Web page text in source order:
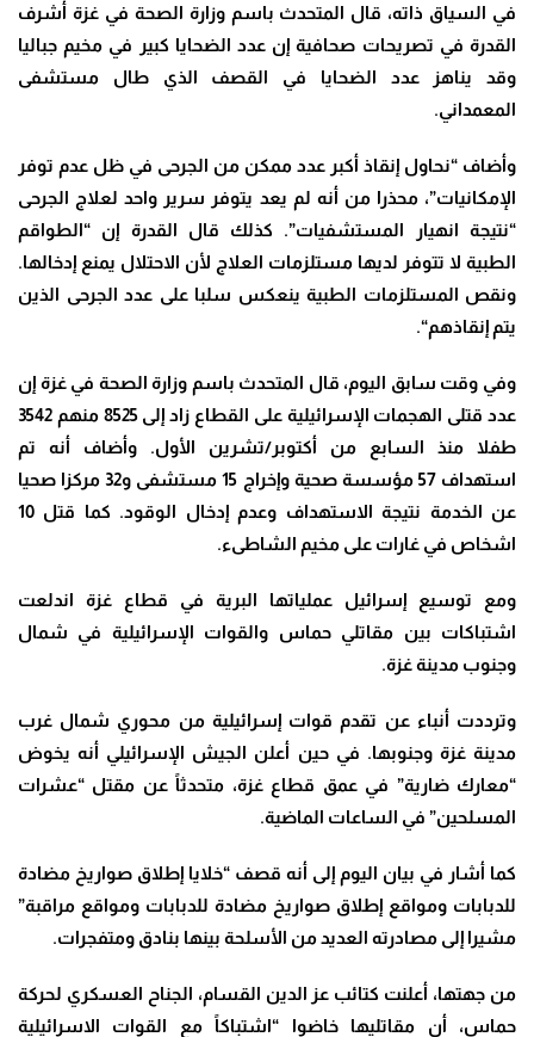
في السياق ذاته، قال المتحدث باسم وزارة الصحة في غزة أشرف
القدرة في تصريحات صحافية إن عدد الضحايا كبير في مخيم جباليا
وقد يناهز عدد الضحايا في القصف الذي طال مستشفى
المعمداني.
وأضاف “نحاول إنقاذ أكبر عدد ممكن من الجرحى في ظل عدم توفر
الإمكانيات”، محذرا من أنه لم يعد يتوفر سرير واحد لعلاج الجرحى
“نتيجة انهيار المستشفيات”. كذلك قال القدرة إن “الطواقم
الطبية لا تتوفر لديها مستلزمات العلاج لأن الاحتلال يمنع إدخالها.
ونقص المستلزمات الطبية ينعكس سلبا على عدد الجرحى الذين
يتم إنقاذهم“.
وفي وقت سابق اليوم، قال المتحدث باسم وزارة الصحة في غزة إن
عدد قتلى الهجمات الإسرائيلية على القطاع زاد إلى 8525 منهم 3542
طفلا منذ السابع من أكتوبر/تشرين الأول. وأضاف أنه تم
استهداف 57 مؤسسة صحية وإخراج 15 مستشفى و32 مركزا صحيا
عن الخدمة نتيجة الاستهداف وعدم إدخال الوقود.
كما قتل 10
اشخاص في غارات على مخيم الشاطىء.
ومع توسيع إسرائيل عملياتها البرية في قطاع غزة اندلعت
اشتباكات بين مقاتلي حماس والقوات الإسرائيلية في شمال
وجنوب مدينة غزة.
وترددت أنباء عن تقدم قوات إسرائيلية من محوري شمال غرب
مدينة غزة وجنوبها. في حين أعلن الجيش الإسرائيلي أنه يخوض
“معارك ضارية” في عمق قطاع غزة، متحدثاً عن مقتل “عشرات
المسلحين” في الساعات الماضية.
كما أشار في بيان اليوم إلى أنه قصف “خلايا إطلاق صواريخ مضادة
للدبابات ومواقع إطلاق صواريخ مضادة للدبابات ومواقع مراقبة”
مشيرا إلى مصادرته العديد من الأسلحة بينها بنادق ومتفجرات.
من جهتها، أعلنت كتائب عز الدين القسام، الجناح العسكري لحركة
حماس، أن مقاتليها خاضوا “اشتباكاً مع القوات الاسرائيلية